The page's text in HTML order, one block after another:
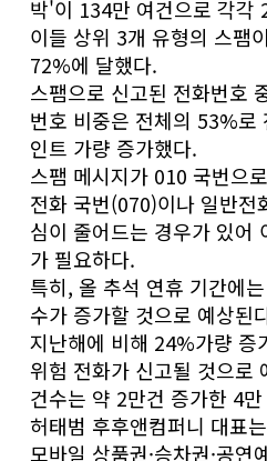
박'이 134만 여건으로 각각
이들 상위 3개 유형의 스팸
72%에 달했다.
스팸으로 신고된 전화번호
번호 비중은 전체의 53%로
인트 가량 증가했다.
스팸 메시지가 010 국번으
전화 국번(070)이나 일반전
심이 줄어드는 경우가 있어
가 필요하다.
특히, 올 추석 연휴 기간에
수가 증가할 것으로 예상된
지난해에 비해 24%가량 증
위험 전화가 신고될 것으로
건수는 약 2만건 증가한 4
허태범 후후앤컴퍼니 대표
모바일 상품권·승차권·공